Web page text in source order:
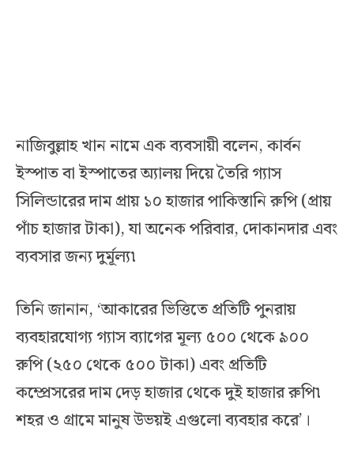
নাজিবুল্লাহ খান নামে এক ব্যবসায়ী বলেন, কার্বন
ইস্পাত বা ইস্পাতের অ্যালয় দিয়ে তৈরি গ্যাস
সিলিন্ডারের দাম প্রায় ১০ হাজার পাকিস্তানি রুপি (প্রায়
পাঁচ হাজার টাকা), যা অনেক পরিবার, দোকানদার এবং
ব্যবসার জন্য দুর্মূল্য৷
তিনি জানান, ‘আকারের ভিত্তিতে প্রতিটি পুনরায়
ব্যবহারযোগ্য গ্যাস ব্যাগের মূল্য ৫০০ থেকে ৯০০
রুপি (২৫০ থেকে ৫০০ টাকা) এবং প্রতিটি
কম্প্রেসরের দাম দেড় হাজার থেকে দুই হাজার রুপি৷
শহর ও গ্রামে মানুষ উভয়ই এগুলো ব্যবহার করে’।